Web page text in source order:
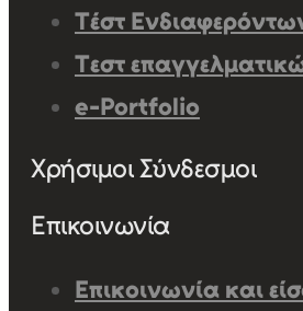
Τέστ
Τεστ
e-Portfolio
Χρήσιμοι Σύνδεσμοι
Επικοινωνία
Επικοινωνία και